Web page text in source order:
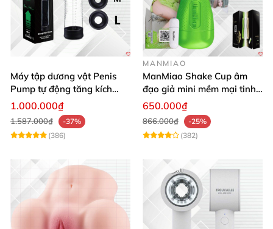
Máy tập dương vật Penis
Pump tự động tăng kích
thước hiệu quả nhanh
1.000.000₫
1.587.000₫
-37%
(386)
MANMIAO
ManMiao Shake Cup âm
đạo giả mini mềm mại tinh
tế kích thích cực đỉnh
650.000₫
866.000₫
-25%
(382)